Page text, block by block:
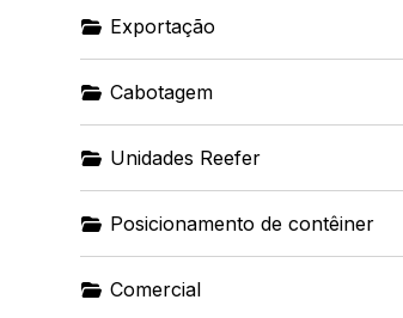
Exportação
Cabotagem
Unidades Reefer
Posicionamento de contêiner
Comercial